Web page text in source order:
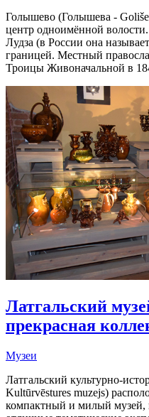
Голышево (Голышева -
центр одноимённой
Лудза (в России она
границей. Местный
Троицы Живоначальной в
Латгальский
прекрасная
Музеи
Латгальский культурно-
Kultūrvēstures muzejs)
компактный и милый музей,